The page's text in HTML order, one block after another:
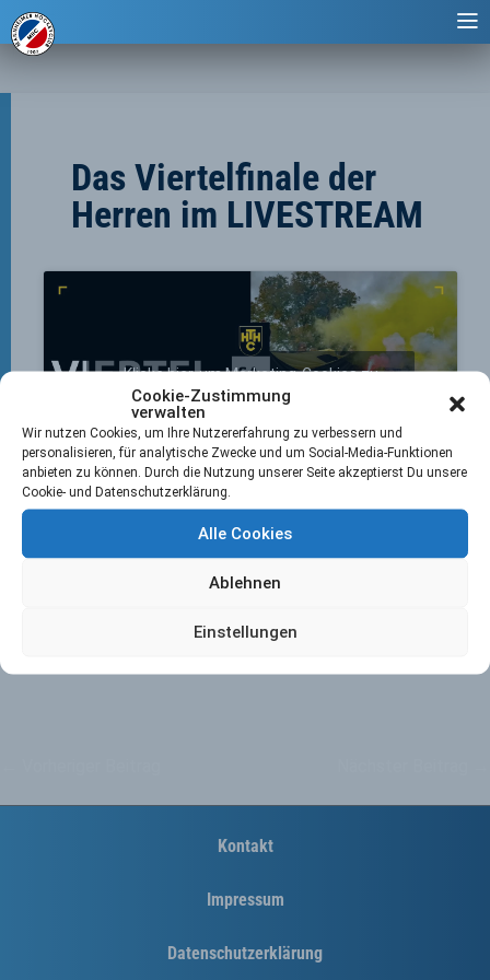
Cookie-Zustimmung
verwalten
Wir nutzen Cookies, um Ihre Nutzererfahrung zu verbessern und
personalisieren, für analytische Zwecke und um Social-Media-Funktionen
anbieten zu können. Durch die Nutzung unserer Seite akzeptierst Du unsere
Cookie- und Datenschutzerklärung.
Alle Cookies
Ablehnen
Einstellungen
Das Viertelfinale der
Herren im LIVESTREAM
Klicke hier, um Marketing-Cookies zu
akzeptieren und diesen Inhalt zu aktivieren
Kontakt
Impressum
Datenschutzerklärung